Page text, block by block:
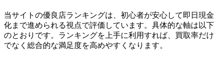
当サイトの優良店ランキングは、初心者が安心して即日現金
化まで進められる視点で評価しています。具体的な軸は以下
のとおりです。ランキングを上手に利用すれば、買取率だけ
でなく総合的な満足度を高めやすくなります。